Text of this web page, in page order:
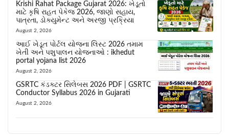
Krishi Rahat Package Gujarat 2026: ખેડૂતો
માટે કૃષિ રાહત પેકેજ 2026, જાણો સહાય,
પાત્રતા, ડોક્યુમેન્ટ અને અરજી પ્રક્રિયા
August 2, 2026
આઈ ખેડૂત પોર્ટલ યોજના લિસ્ટ 2026 તમામ
ખેતી અને પશુપાલન યોજનાઓ : ikhedut
portal yojana list 2026
August 2, 2026
GSRTC કંડક્ટર સિલેબસ 2026 PDF | GSRTC
Conductor Syllabus 2026 in Gujarati
August 2, 2026